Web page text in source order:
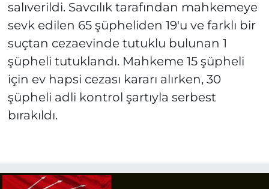
salıverildi. Savcılık tarafından mahkemeye
sevk edilen 65 şüpheliden 19'u ve farklı bir
suçtan cezaevinde tutuklu bulunan 1
şüpheli tutuklandı. Mahkeme 15 şüpheli
için ev hapsi cezası kararı alırken, 30
şüpheli adli kontrol şartıyla serbest
bırakıldı.